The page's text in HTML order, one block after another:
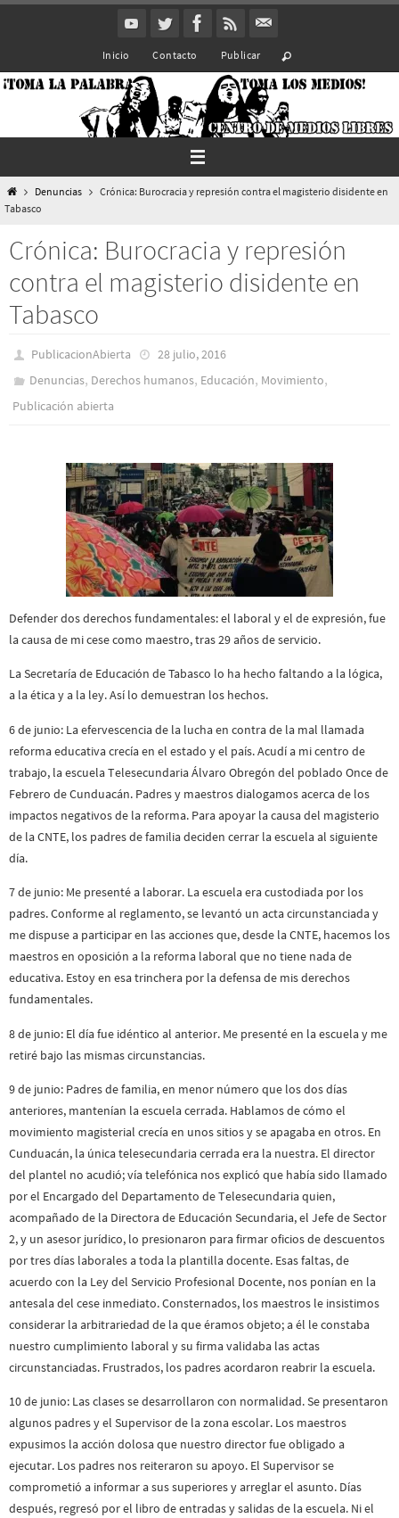
Inicio Contacto Publicar
InicioDenuncias
Crónica: Burocracia y represión contra el magisterio disidente en
Tabasco
Crónica: Burocracia y represión
contra el magisterio disidente en
Tabasco
PublicacionAbierta
28 julio, 2016
Denuncias, Derechos humanos, Educación, Movimiento,
Publicación abierta
Defender dos derechos fundamentales: el laboral y el de expresión, fue
la causa de mi cese como maestro, tras 29 años de servicio.
La Secretaría de Educación de Tabasco lo ha hecho faltando a la lógica,
a la ética y a la ley. Así lo demuestran los hechos.
6 de junio: La efervescencia de la lucha en contra de la mal llamada
reforma educativa crecía en el estado y el país. Acudí a mi centro de
trabajo, la escuela Telesecundaria Álvaro Obregón del poblado Once de
Febrero de Cunduacán. Padres y maestros dialogamos acerca de los
impactos negativos de la reforma. Para apoyar la causa del magisterio
de la CNTE, los padres de familia deciden cerrar la escuela al siguiente
día.
7 de junio: Me presenté a laborar. La escuela era custodiada por los
padres. Conforme al reglamento, se levantó un acta circunstanciada y
me dispuse a participar en las acciones que, desde la CNTE, hacemos los
maestros en oposición a la reforma laboral que no tiene nada de
educativa. Estoy en esa trinchera por la defensa de mis derechos
fundamentales.
8 de junio: El día fue idéntico al anterior. Me presenté en la escuela y me
retiré bajo las mismas circunstancias.
9 de junio: Padres de familia, en menor número que los dos días
anteriores, mantenían la escuela cerrada. Hablamos de cómo el
movimiento magisterial crecía en unos sitios y se apagaba en otros. En
Cunduacán, la única telesecundaria cerrada era la nuestra. El director
del plantel no acudió; vía telefónica nos explicó que había sido llamado
por el Encargado del Departamento de Telesecundaria quien,
acompañado de la Directora de Educación Secundaria, el Jefe de Sector
2, y un asesor jurídico, lo presionaron para firmar oficios de descuentos
por tres días laborales a toda la plantilla docente. Esas faltas, de
acuerdo con la Ley del Servicio Profesional Docente, nos ponían en la
antesala del cese inmediato. Consternados, los maestros le insistimos
considerar la arbitrariedad de la que éramos objeto; a él le constaba
nuestro cumplimiento laboral y su firma validaba las actas
circunstanciadas. Frustrados, los padres acordaron reabrir la escuela.
10 de junio: Las clases se desarrollaron con normalidad. Se presentaron
algunos padres y el Supervisor de la zona escolar. Los maestros
expusimos la acción dolosa que nuestro director fue obligado a
ejecutar. Los padres nos reiteraron su apoyo. El Supervisor se
comprometió a informar a sus superiores y arreglar el asunto. Días
después, regresó por el libro de entradas y salidas de la escuela. Ni el